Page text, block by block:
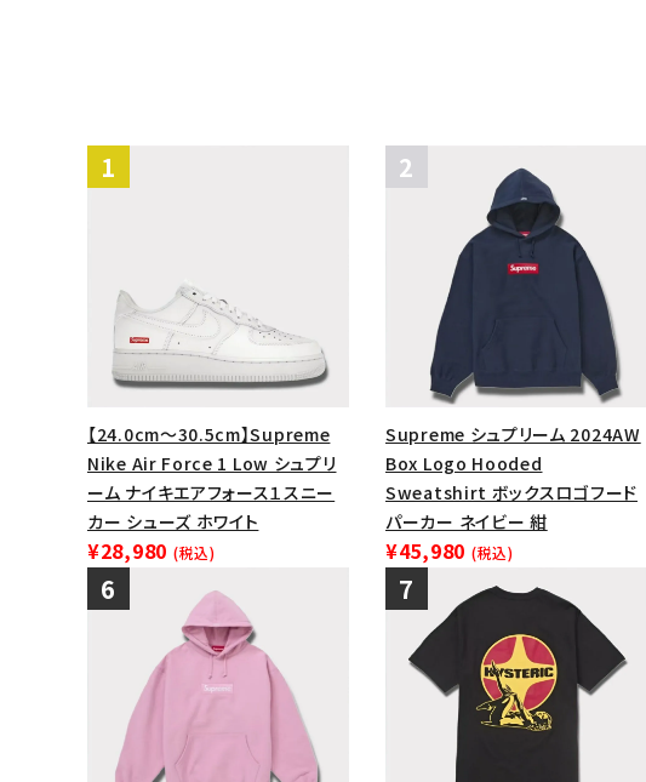
【24.0cm～30.5cm】Supreme
Nike Air Force 1 Low シュプリ
ーム ナイキエアフォース１スニー
カー シューズ ホワイト
¥28,980 (税込)
Supreme シュプリーム 2024AW
Box Logo Hooded
Sweatshirt ボックスロゴフード
パーカー ネイビー 紺
¥45,980 (税込)